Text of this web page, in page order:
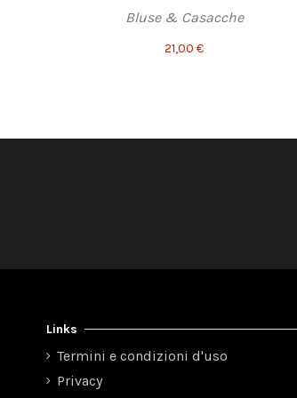
Bluse & Casacche
21,00 €
Links
Termini e condizioni d'uso
Privacy